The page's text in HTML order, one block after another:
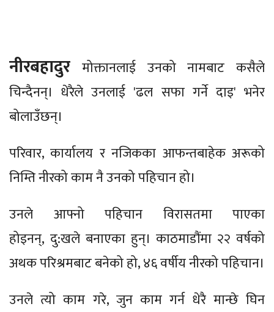
नीरबहादुर मोक्तानलाई उनको नामबाट कसैले
चिन्दैनन्। धेरैले उनलाई 'ढल सफा गर्ने दाइ' भनेर
बोलाउँछन्।
परिवार, कार्यालय र नजिकका आफन्तबाहेक अरूको
निम्ति नीरको काम नै उनको पहिचान हो।
उनले आफ्नो पहिचान विरासतमा पाएका
होइनन्, दु:खले बनाएका हुन्। काठमाडौंमा २२ वर्षको
अथक परिश्रमबाट बनेको हो, ४६ वर्षीय नीरको पहिचान।
उनले त्यो काम गरे, जुन काम गर्न धेरै मान्छे घिन